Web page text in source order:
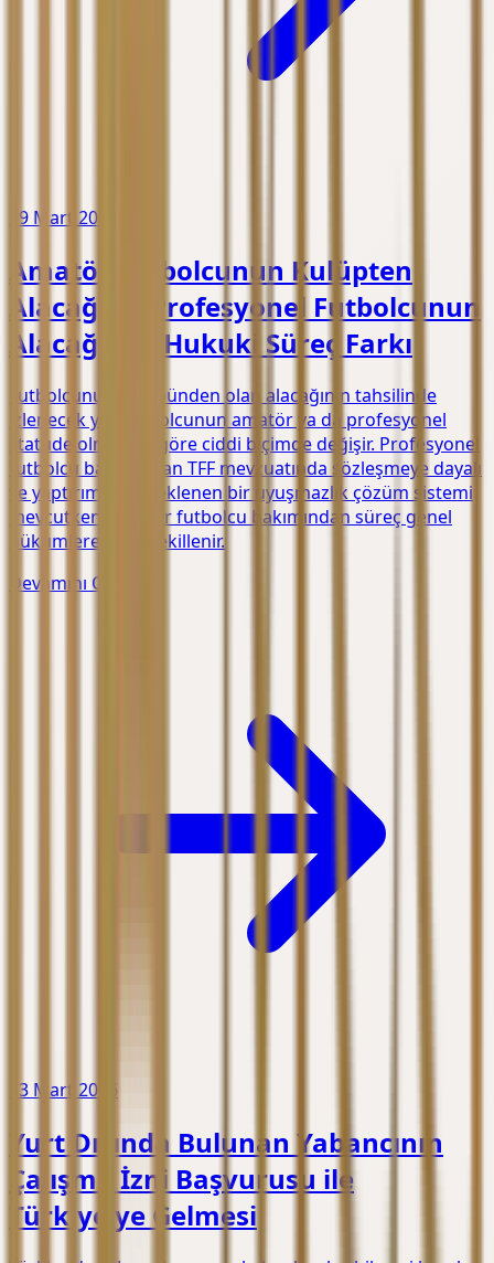
19 Mart 2026
Amatör Futbolcunun Kulüpten
Alacağı ile Profesyonel Futbolcunun
Alacağında Hukuki Süreç Farkı
Futbolcunun kulübünden olan alacağının tahsilinde
izlenecek yol, futbolcunun amatör ya da profesyonel
statüde olmasına göre ciddi biçimde değişir. Profesyonel
futbolcu bakımından TFF mevzuatında sözleşmeye dayalı
ve yaptırımla desteklenen bir uyuşmazlık çözüm sistemi
mevcutken, amatör futbolcu bakımından süreç genel
hükümlere göre şekillenir.
Devamını Oku
13 Mart 2026
Yurt Dışında Bulunan Yabancının
Çalışma İzni Başvurusu ile
Türkiye'ye Gelmesi